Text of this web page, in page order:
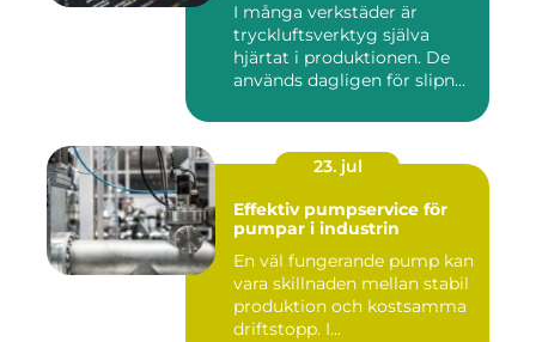
I många verkstäder är
tryckluftsverktyg själva
hjärtat i produktionen. De
används dagligen för slipn...
23. jul
Effektiv pumpservice för
pumpar i industrin
En väl fungerande pump kan
vara skillnaden mellan stabil
produktion och kostsamma
driftstopp. I...